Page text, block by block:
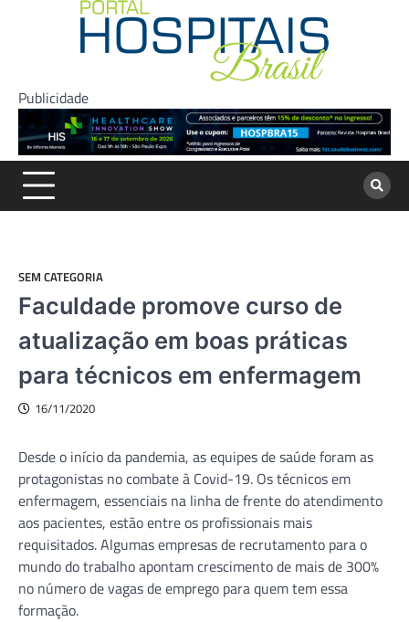
Publicidade
SEM CATEGORIA
Faculdade promove curso de
atualização em boas práticas
para técnicos em enfermagem
16/11/2020
Desde o início da pandemia, as equipes de saúde foram as
protagonistas no combate à Covid-19. Os técnicos em
enfermagem, essenciais na linha de frente do atendimento
aos pacientes, estão entre os profissionais mais
requisitados. Algumas empresas de recrutamento para o
mundo do trabalho apontam crescimento de mais de 300%
no número de vagas de emprego para quem tem essa
formação.